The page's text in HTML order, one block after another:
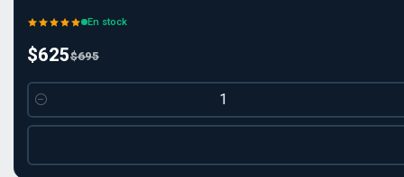
En stock
$625$695
Cantidad